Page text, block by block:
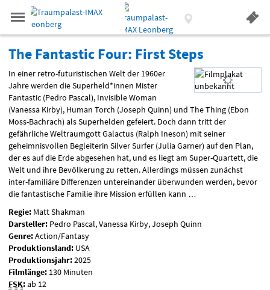
Springe
direkt
zum
Inhalt
zum
Menü
Navigation
und
Menü
Gehe
zur
Startseite:
Gehe
zur
Startseite:
Aktueller
Standort:
Weitere
Standorte:
The
Fantastic
Four:
First
Steps
The Fantastic Four: First Steps
In einer retro-futuristischen Welt der 1960er
Jahre werden die Superheld*innen Mister
Fantastic (Pedro Pascal), Invisible Woman
(Vanessa Kirby), Human Torch (Joseph Quinn) und The Thing (Ebon
Moss-Bachrach) als Superhelden gefeiert. Doch dann tritt der
gefährliche Weltraumgott Galactus (Ralph Ineson) mit seiner
geheimnisvollen Begleiterin Silver Surfer (Julia Garner) auf den Plan,
der es auf die Erde abgesehen hat, und es liegt am Super-Quartett, die
Welt und ihre Bevölkerung zu retten. Allerdings müssen zunächst
inter-familiäre Differenzen untereinander überwunden werden, bevor
die fantastische Familie ihre Mission erfüllen kann …
Regie: Matt Shakman
Darsteller: Pedro Pascal, Vanessa Kirby, Joseph Quinn
Genre:Action/Fantasy
Produktionsland: USA
Produktionsjahr:2025
Filmlänge: 130 Minuten
FSK:ab 12